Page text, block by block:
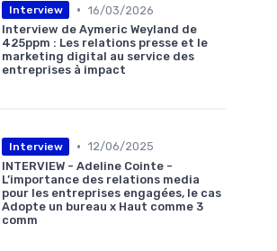
Interview • 16/03/2026
Interview de Aymeric Weyland de
425ppm : Les relations presse et le
marketing digital au service des
entreprises à impact
Interview • 12/06/2025
INTERVIEW - Adeline Cointe -
L’importance des relations media
pour les entreprises engagées, le cas
Adopte un bureau x Haut comme 3
comm